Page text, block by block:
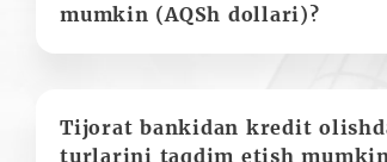
mumkin (AQSh dollari)?
Tijorat bankidan kredit
turlarini taqdim etish